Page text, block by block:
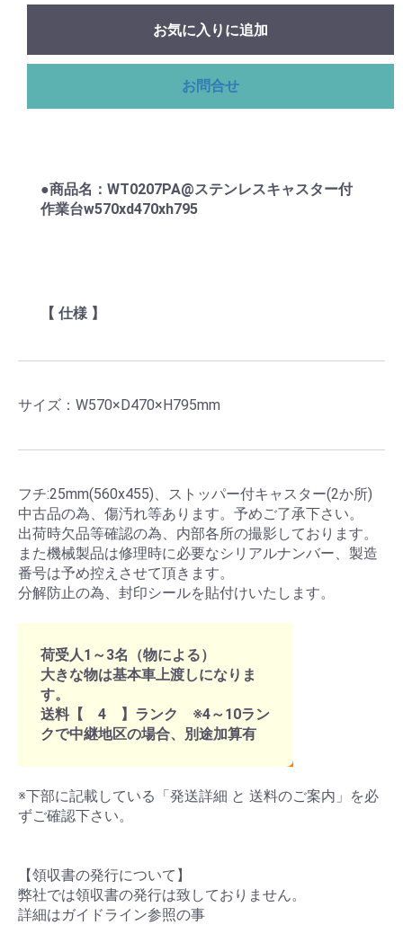
お気に入りに追加
お問合せ
●商品名：WT0207PA@ステンレスキャスター付
作業台w570xd470xh795
【 仕様 】
サイズ：W570×D470×H795mm
フチ:25mm(560x455)、ストッパー付キャスター(2か所)
中古品の為、傷汚れ等あります。予めご了承下さい。
出荷時欠品等確認の為、内部各所の撮影しております。
また機械製品は修理時に必要なシリアルナンバー、製造
番号は予め控えさせて頂きます。
分解防止の為、封印シールを貼付けいたします。
荷受人1～3名（物による）
大きな物は基本車上渡しになりま
す。
送料【 4 】ランク ※4～10ラン
クで中継地区の場合、別途加算有
※下部に記載している「発送詳細 と 送料のご案内」を必
ずご確認下さい。
【領収書の発行について】
弊社では領収書の発行は致しておりません。
詳細はガイドライン参照の事